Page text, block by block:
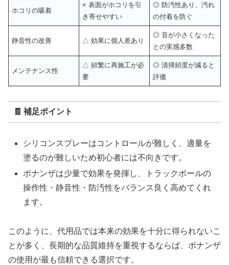
ホコリの吸着
× 表面がホコリを引
き寄せやすい
◎ 防汚性あり、汚れ
の付着を防ぐ
静音性の改善 △ 効果に個人差あり
◎ 音が小さくなった
との実感多数
メンテナンス性
△ 頻繁に再施工が必
要
◎ 清掃頻度が減ると
評価
🧾 補足ポイント
シリコンスプレーはコントロールが難しく、適量を
塗るのが難しいため初心者には不向きです。
ボナンザは少量で効果を発揮し、トラックボールの
操作性・静音性・防汚性をバランス良く高めてくれ
ます。
このように、代用品では本来の効果を十分に得られないこ
とが多く、長期的な品質維持を重視するならば、ボナンザ
の使用が最も信頼できる選択です。